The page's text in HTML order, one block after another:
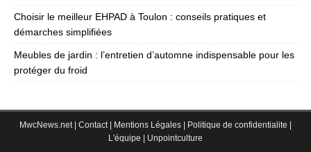
Choisir le meilleur EHPAD à Toulon : conseils pratiques et
démarches simplifiées
Meubles de jardin : l’entretien d’automne indispensable pour les
protéger du froid
MwcNews.net| Contact| Mentions Légales Politique de confidentialite
L'équipe
Unpointculture